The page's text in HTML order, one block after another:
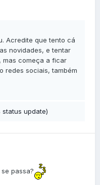
Acredite que tento cá
novidades, e tentar
mas começa a ficar
redes sociais, também
status update)
passa?